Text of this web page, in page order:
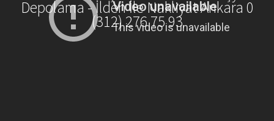
Depolama - İlden İle Nakliyat Ankara 0
(312) 276 75 93